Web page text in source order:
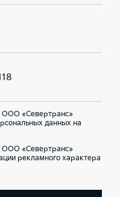
«Севертранс»
данных на
«Севертранс»
рекламного характера